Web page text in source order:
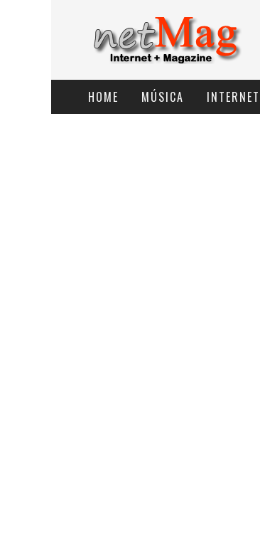
HOME MÚSICA INTERNET